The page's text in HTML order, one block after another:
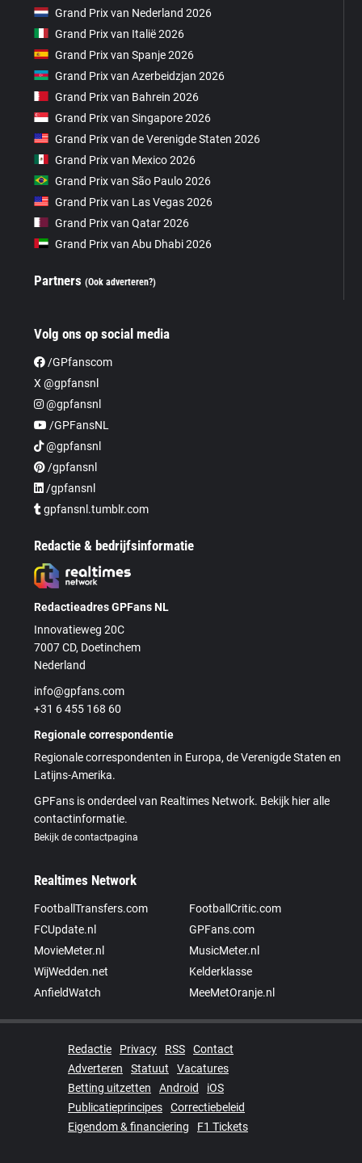
Grand Prix van Nederland 2026
Grand Prix van Italië 2026
Grand Prix van Spanje 2026
Grand Prix van Azerbeidzjan 2026
Grand Prix van Bahrein 2026
Grand Prix van Singapore 2026
Grand Prix van de Verenigde Staten 2026
Grand Prix van Mexico 2026
Grand Prix van São Paulo 2026
Grand Prix van Las Vegas 2026
Grand Prix van Qatar 2026
Grand Prix van Abu Dhabi 2026
Partners(Ook adverteren?)
Volg ons op social media
/GPfanscom
X @gpfansnl
@gpfansnl
/GPFansNL
@gpfansnl
/gpfansnl
/gpfansnl
gpfansnl.tumblr.com
Redactie & bedrijfsinformatie
Redactieadres GPFans NL
Innovatieweg 20C
7007 CD, Doetinchem
Nederland
info@gpfans.com
+31 6 455 168 60
Regionale correspondentie
Regionale correspondenten in Europa, de Verenigde Staten en
Latijns-Amerika.
GPFans is onderdeel van Realtimes Network. Bekijk hier alle
contactinformatie.
Bekijk de contactpagina
Realtimes Network
FootballTransfers.com
FootballCritic.com
FCUpdate.nl
GPFans.com
MovieMeter.nl
MusicMeter.nl
WijWedden.net
Kelderklasse
AnfieldWatch
MeeMetOranje.nl
Redactie Privacy RSS
Contact
Adverteren
Statuut
Vacatures
Betting uitzetten
Android
iOS
Publicatieprincipes
Correctiebeleid
Eigendom & financiering
F1 Tickets